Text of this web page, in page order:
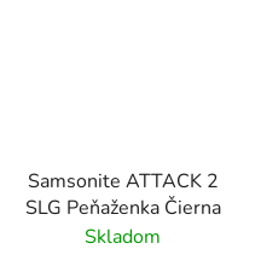
Samsonite ATTACK 2
SLG Peňaženka Čierna
Skladom